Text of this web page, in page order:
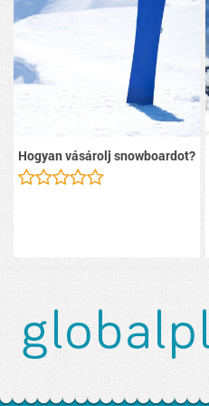
Hogyan vásárolj snowboardot?